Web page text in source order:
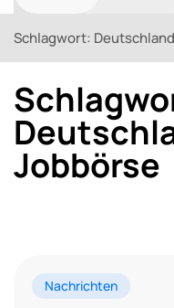
Schlagwort:
Jobbörse
Nachrichten